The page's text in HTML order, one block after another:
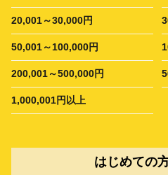
20,001～30,000円
50,001～100,000円
200,001～500,000円
1,000,001円以上
はじめての